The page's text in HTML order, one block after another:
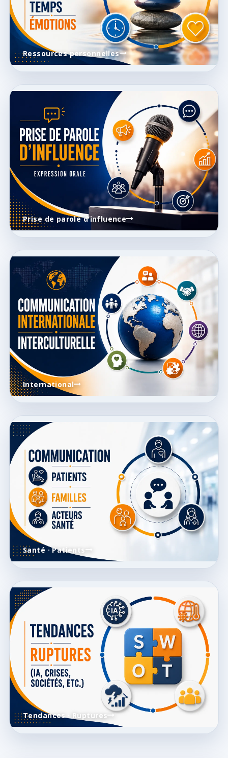
Ressources personnelles
Prise de parole d’influence
International
Santé · Patients
Tendances · Ruptures